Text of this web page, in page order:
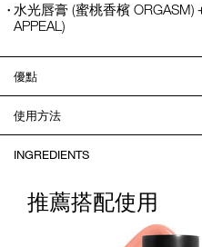
水光唇膏 (蜜桃香檳
APPEAL)
優點
使用方法
INGREDIENTS
推薦搭配使用